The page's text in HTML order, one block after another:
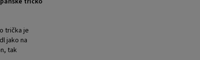
trička je
jako na
tak